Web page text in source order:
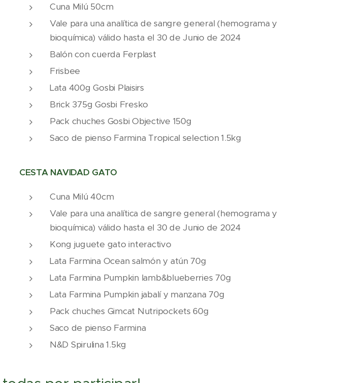
Cuna Milú 50cm
Vale para una analítica de sangre general (hemograma y
bioquímica) válido hasta el 30 de Junio de 2024
Balón con cuerda Ferplast
Frisbee
Lata 400g Gosbi Plaisirs
Brick 375g Gosbi Fresko
Pack chuches Gosbi Objective 150g
Saco de pienso Farmina Tropical selection 1.5kg
CESTA NAVIDAD GATO
Cuna Milú 40cm
Vale para una analítica de sangre general (hemograma y
bioquímica) válido hasta el 30 de Junio de 2024
Kong juguete gato interactivo
Lata Farmina Ocean salmón y atún 70g
Lata Farmina Pumpkin lamb&blueberries 70g
Lata Farmina Pumpkin jabalí y manzana 70g
Pack chuches Gimcat Nutripockets 60g
Saco de pienso Farmina
N&D Spirulina 1.5kg